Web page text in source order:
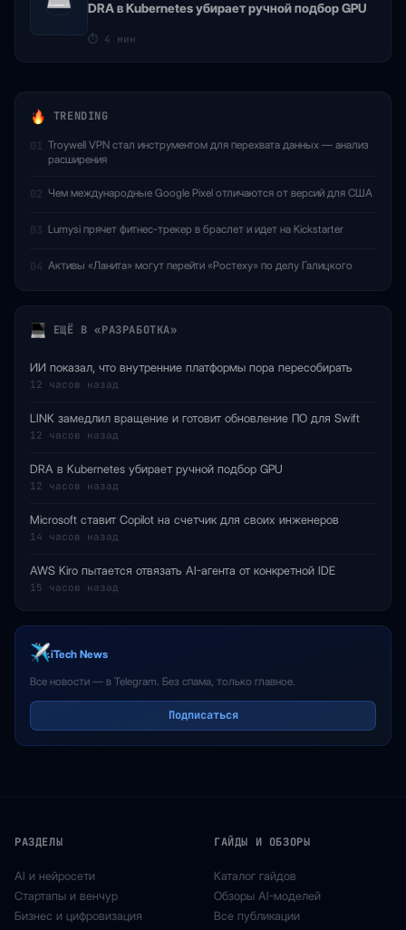
DRA в Kubernetes убирает ручной подбор GPU
⏱ 4 мин
TRENDING
01 Troywell VPN стал инструментом для перехвата данных — анализ
расширения
02 Чем международные Google Pixel отличаются от версий для США
03 Lumysi прячет фитнес-трекер в браслет и идет на Kickstarter
04 Активы «Ланита» могут перейти «Ростеху» по делу Галицкого
ЕЩЁ В «РАЗРАБОТКА»
ИИ показал, что внутренние платформы пора пересобирать
12 часов назад
LINK замедлил вращение и готовит обновление ПО для Swift
12 часов назад
DRA в Kubernetes убирает ручной подбор GPU
12 часов назад
Microsoft ставит Copilot на счетчик для своих инженеров
14 часов назад
AWS Kiro пытается отвязать AI-агента от конкретной IDE
15 часов назад
iTech News
Все новости — в Telegram. Без спама, только главное.
Подписаться
РАЗДЕЛЫ
AI и нейросети
Стартапы и венчур
Бизнес и цифровизация
ГАЙДЫ И ОБЗОРЫ
Каталог гайдов
Обзоры AI-моделей
Все публикации